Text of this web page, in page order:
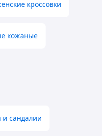
кроссовки
кожаные
сандалии